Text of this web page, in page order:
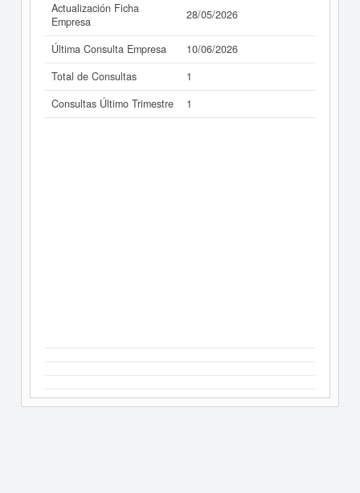
Actualización Ficha
Empresa
28/05/2026
Última Consulta Empresa
10/06/2026
Total de Consultas
1
Consultas Último Trimestre
1